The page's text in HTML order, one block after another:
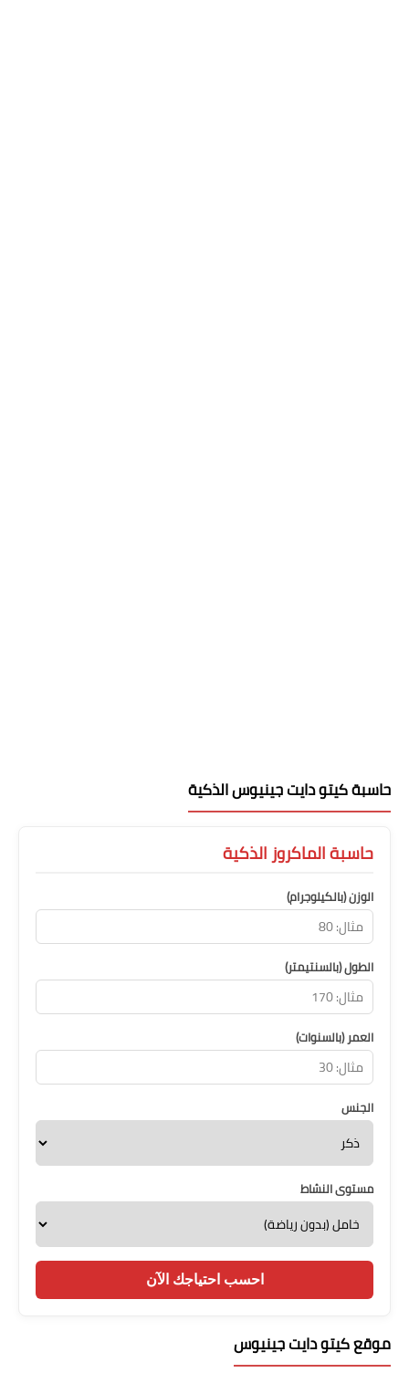
حاسبة كيتو دايت جينيوس الذكية
حاسبة الماكروز الذكية
الوزن (بالكيلوجرام)
الطول (بالسنتيمتر)
العمر (بالسنوات)
الجنس
مستوى النشاط
احسب احتياجك الآن
موقع كيتو دايت جينيوس